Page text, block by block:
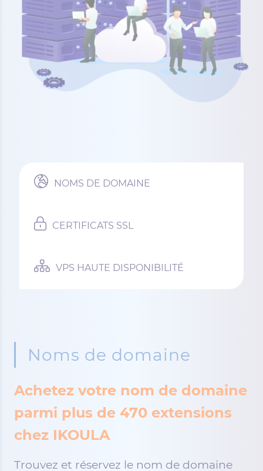
NOMS DE DOMAINE
CERTIFICATS SSL
VPS HAUTE DISPONIBILITÉ
Noms de domaine
Achetez votre nom de domaine
parmi plus de 470 extensions
chez IKOULA
Trouvez et réservez le nom de domaine